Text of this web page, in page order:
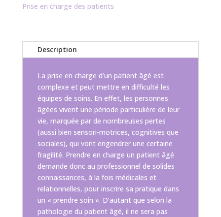
Prise en charge des patients
Description
La prise en charge d’un patient âgé est
complexe et peut mettre en difficulté les
équipes de soins. En effet, les personnes
âgées vivent une période particulière de leur
vie, marquée par de nombreuses pertes
(aussi bien sensori-motrices, cognitives que
sociales), qui vont engendrer une certaine
fragilité. Prendre en charge un patient âgé
demande donc au professionnel de solides
connaissances, à la fois médicales et
relationnelles, pour inscrire sa pratique dans
un « prendre soin ». D’autant que selon la
pathologie du patient âgé, il ne sera pas